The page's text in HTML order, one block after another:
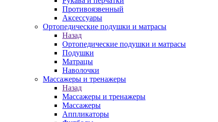
Противоязвенный
Аксессуары
Ортопедические подушки и матрасы
Назад
Ортопедические подушки и матрасы
Подушки
Матрацы
Наволочки
Массажеры и тренажеры
Назад
Массажеры и тренажеры
Массажеры
Аппликаторы